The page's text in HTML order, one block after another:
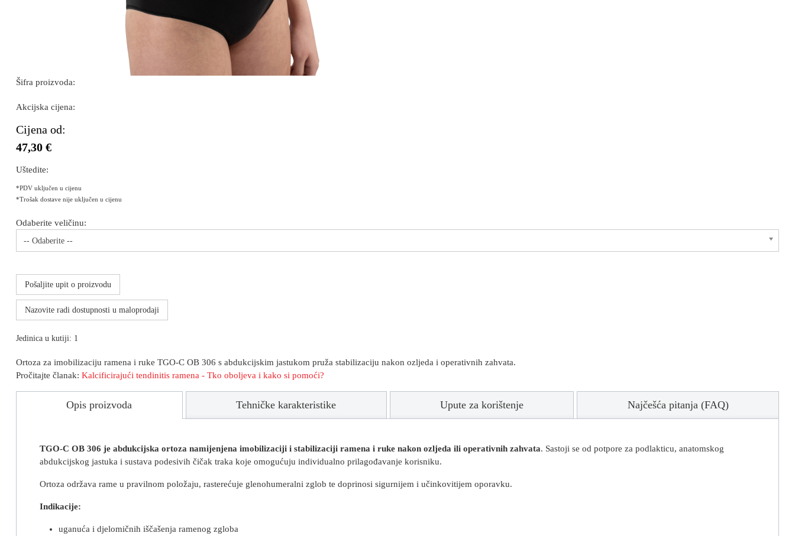
Šifra proizvoda:
Akcijska cijena:
Cijena od:
47,30 €
Uštedite:
*PDV uključen u cijenu
*Trošak dostave nije uključen u cijenu
Odaberite veličinu:
-- Odaberite --
Pošaljite upit o proizvodu
Nazovite radi dostupnosti u maloprodaji
Jedinica u kutiji: 1
Ortoza za imobilizaciju ramena i ruke TGO-C OB 306 s abdukcijskim jastukom pruža stabilizaciju nakon ozljeda i operativnih zahvata.
Pročitajte članak: Kalcificirajući tendinitis ramena - Tko oboljeva i kako si pomoći?
Opis proizvoda Tehničke karakteristike Upute za korištenje Najčešća pitanja (FAQ)
TGO-C OB 306 je abdukcijska ortoza namijenjena imobilizaciji i stabilizaciji ramena i ruke nakon ozljeda ili operativnih zahvata. Sastoji se od potpore za podlakticu, anatomskog
abdukcijskog jastuka i sustava podesivih čičak traka koje omogućuju individualno prilagođavanje korisniku.
Ortoza održava rame u pravilnom položaju, rasterećuje glenohumeralni zglob te doprinosi sigurnijem i učinkovitijem oporavku.
Indikacije:
uganuća i djelomičnih iščašenja ramenog zgloba